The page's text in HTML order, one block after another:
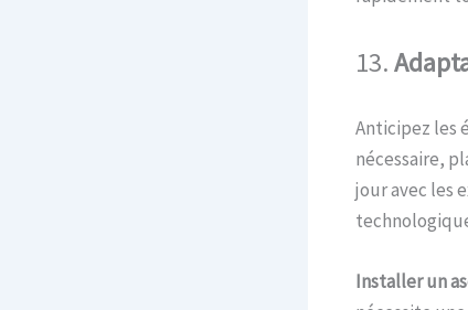
13.
Anticipez les
nécessaire,
jour avec les
Installer un